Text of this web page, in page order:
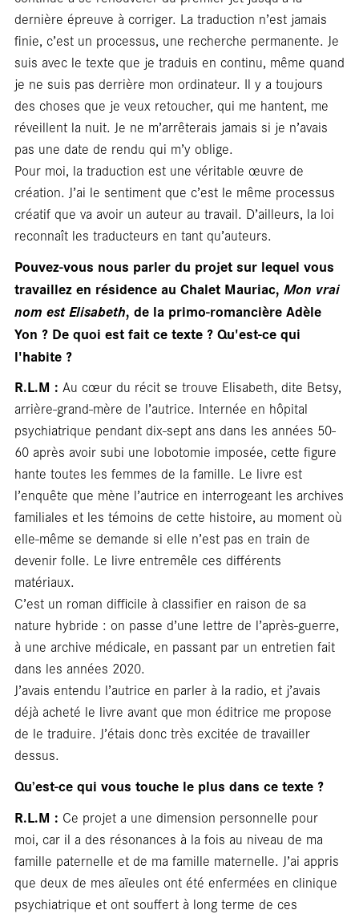
dernière épreuve à corriger. La traduction n’est jamais
finie, c’est un processus, une recherche permanente. Je
suis avec le texte que je traduis en continu, même quand
je ne suis pas derrière mon ordinateur. Il y a toujours
des choses que je veux retoucher, qui me hantent, me
réveillent la nuit. Je ne m’arrêterais jamais si je n’avais
pas une date de rendu qui m’y oblige.
Pour moi, la traduction est une véritable œuvre de
création. J’ai le sentiment que c’est le même processus
créatif que va avoir un auteur au travail. D’ailleurs, la loi
reconnaît les traducteurs en tant qu’auteurs.
Pouvez-vous nous parler du projet sur lequel vous
travaillez en résidence au Chalet Mauriac, Mon vrai
nom est Elisabeth, de la primo-romancière Adèle
Yon ? De quoi est fait ce texte ? Qu'est-ce qui
l'habite ?
R.L.M : Au cœur du récit se trouve Elisabeth, dite Betsy,
arrière-grand-mère de l’autrice. Internée en hôpital
psychiatrique pendant dix-sept ans dans les années 50-
60 après avoir subi une lobotomie imposée, cette figure
hante toutes les femmes de la famille. Le livre est
l’enquête que mène l’autrice en interrogeant les archives
familiales et les témoins de cette histoire, au moment où
elle-même se demande si elle n’est pas en train de
devenir folle. Le livre entremêle ces différents
matériaux.
C’est un roman difficile à classifier en raison de sa
nature hybride : on passe d’une lettre de l’après-guerre,
à une archive médicale, en passant par un entretien fait
dans les années 2020.
J’avais entendu l’autrice en parler à la radio, et j’avais
déjà acheté le livre avant que mon éditrice me propose
de le traduire. J’étais donc très excitée de travailler
dessus.
Qu’est-ce qui vous touche le plus dans ce texte ?
R.L.M : Ce projet a une dimension personnelle pour
moi, car il a des résonances à la fois au niveau de ma
famille paternelle et de ma famille maternelle. J’ai appris
que deux de mes aïeules ont été enfermées en clinique
psychiatrique et ont souffert à long terme de ces